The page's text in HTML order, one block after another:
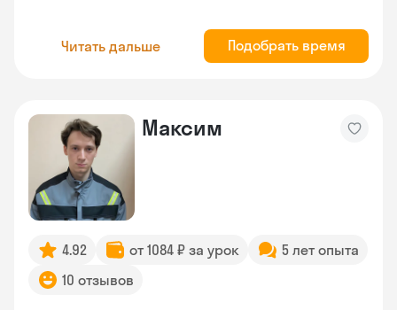
Читать дальше Подобрать время
Максим
4.92 от 1084 ₽ за урок
5 лет опыта
10 отзывов